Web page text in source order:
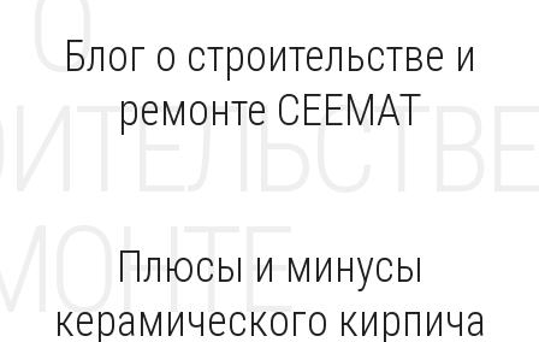
Блог о строительстве и
ремонте CEEMAT
О
Плюсы и минусы
керамического кирпича